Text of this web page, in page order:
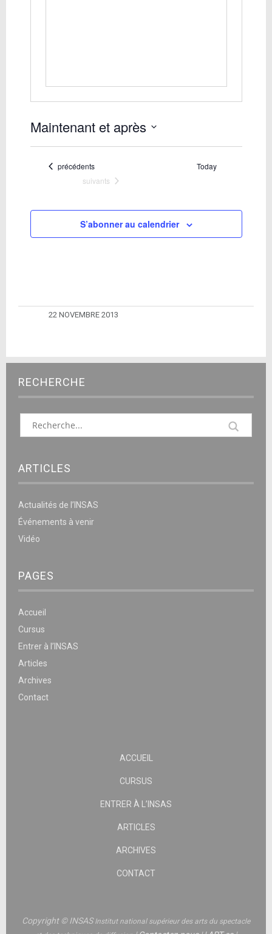
Maintenant et après
date.
Évènements
précédents
Today
Évènements
suivants
S’abonner au calendrier
22 NOVEMBRE 2013
RECHERCHE
ARTICLES
Actualités de l’INSAS
Événements à venir
Vidéo
PAGES
Accueil
Cursus
Entrer à l’INSAS
Articles
Archives
Contact
ACCUEIL
CURSUS
ENTRER À L’INSAS
ARTICLES
ARCHIVES
CONTACT
Copyright © INSASInstitut national supérieur des arts du spectacle